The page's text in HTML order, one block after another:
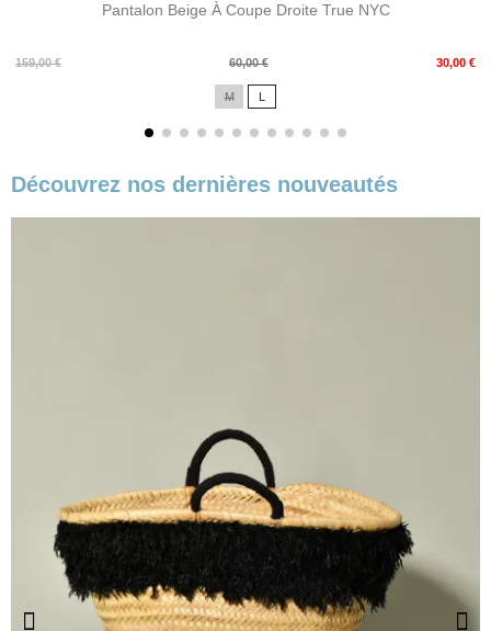
Pantalon Beige À Coupe Droite True NYC
159,00 €
Prix
60,00 € 30,00 €
Prix
M L
Découvrez nos dernières nouveautés